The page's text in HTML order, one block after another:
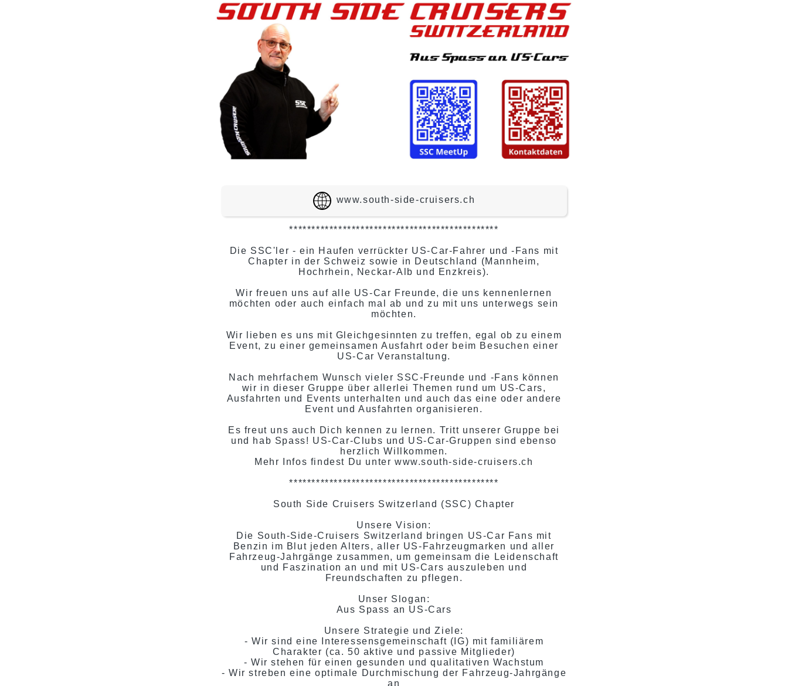
www.south-side-cruisers.ch
***********************************************
Die SSC'ler - ein Haufen verrückter US-Car-Fahrer und -Fans mit
Chapter in der Schweiz sowie in Deutschland (Mannheim,
Hochrhein, Neckar-Alb und Enzkreis).
Wir freuen uns auf alle US-Car Freunde, die uns kennenlernen
möchten oder auch einfach mal ab und zu mit uns unterwegs sein
möchten.
Wir lieben es uns mit Gleichgesinnten zu treffen, egal ob zu einem
Event, zu einer gemeinsamen Ausfahrt oder beim Besuchen einer
US-Car Veranstaltung.
Nach mehrfachem Wunsch vieler SSC-Freunde und -Fans können
wir in dieser Gruppe über allerlei Themen rund um US-Cars,
Ausfahrten und Events unterhalten und auch das eine oder andere
Event und Ausfahrten organisieren.
Es freut uns auch Dich kennen zu lernen. Tritt unserer Gruppe bei
und hab Spass! US-Car-Clubs und US-Car-Gruppen sind ebenso
herzlich Willkommen.
Mehr Infos findest Du unter www.south-side-cruisers.ch
***********************************************
South Side Cruisers Switzerland (SSC) Chapter
Unsere Vision:
Die South-Side-Cruisers Switzerland bringen US-Car Fans mit
Benzin im Blut jeden Alters, aller US-Fahrzeugmarken und aller
Fahrzeug-Jahrgänge zusammen, um gemeinsam die Leidenschaft
und Faszination an und mit US-Cars auszuleben und
Freundschaften zu pflegen.
Unser Slogan:
Aus Spass an US-Cars
Unsere Strategie und Ziele:
- Wir sind eine Interessensgemeinschaft (IG) mit familiärem
Charakter (ca. 50 aktive und passive Mitglieder)
- Wir stehen für einen gesunden und qualitativen Wachstum
- Wir streben eine optimale Durchmischung der Fahrzeug-Jahrgänge
an